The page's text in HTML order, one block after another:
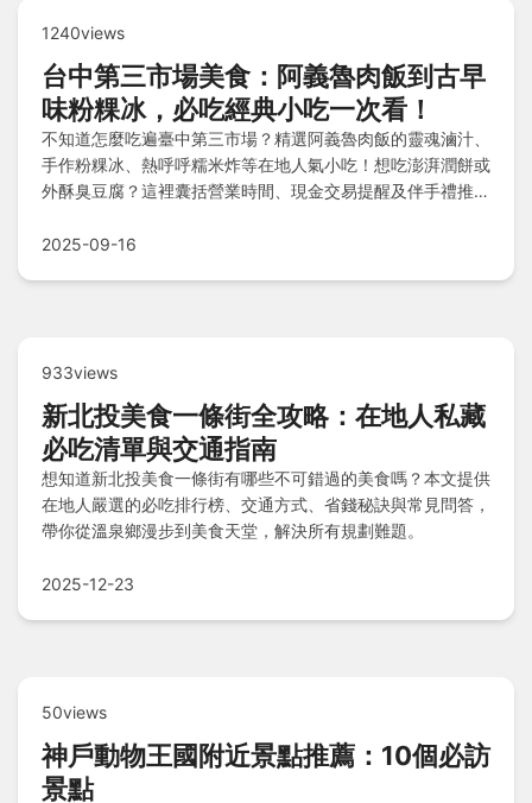
1240views
台中第三市場美食：阿義魯肉飯到古早
味粉粿冰，必吃經典小吃一次看！
不知道怎麼吃遍臺中第三市場？精選阿義魯肉飯的靈魂滷汁、
手作粉粿冰、熱呼呼糯米炸等在地人氣小吃！想吃澎湃潤餅或
外酥臭豆腐？這裡囊括營業時間、現金交易提醒及伴手禮推
2025-09-16
933views
新北投美食一條街全攻略：在地人私藏
必吃清單與交通指南
想知道新北投美食一條街有哪些不可錯過的美食嗎？本文提供
在地人嚴選的必吃排行榜、交通方式、省錢秘訣與常見問答，
帶你從溫泉鄉漫步到美食天堂，解決所有規劃難題。
2025-12-23
50views
神戶動物王國附近景點推薦：10個必訪
景點